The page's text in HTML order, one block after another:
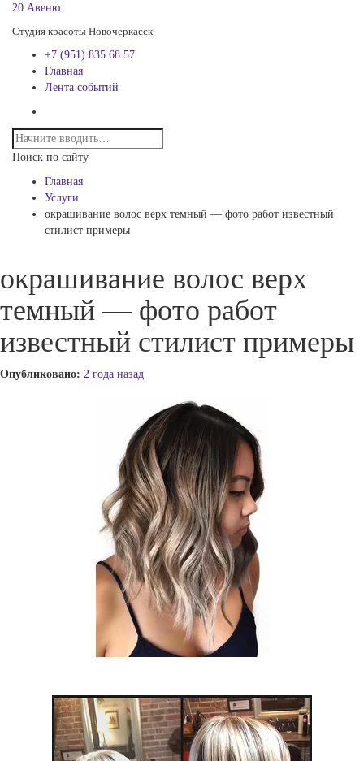
20 Авеню
Студия красоты Новочеркасск
+7 (951) 835 68 57
Главная
Лента событий
Поиск по сайту
Главная
Услуги
окрашивание волос верх темный — фото работ известный
стилист примеры
окрашивание волос верх
темный — фото работ
известный стилист примеры
Опубликовано: 2 года назад